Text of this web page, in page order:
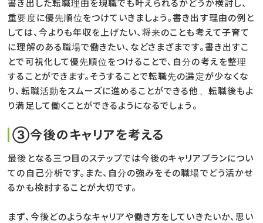
書き出した転職理由を現職でも叶えられるかどうか検討し、
重要度に優先順位をつけていきましょう。書き出す理由の例と
しては、今よりも年収を上げたい、将来のことも考えて子育て
に理解のある職場で働きたい、などさまざまです。書き出すこ
とで可視化して優先順位をつけることで、自分の考えを整理
することができます。そうすることで転職先の選定が少なくな
り、転職活動をスムーズに進めることができる他、転職後もよ
り満足して働くことができるようになるでしょう。
③今後のキャリアを考える
最後となる三つ目のステップでは今後のキャリアプランについ
ての自己分析です。また、自分の強みをその職場でどう活かせ
るかも検討することが大切です。
まず、今後どのようなキャリアや働き方をしていきたいか、思い